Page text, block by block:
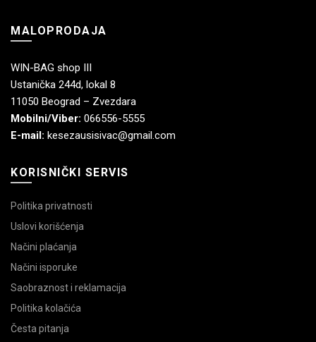
MALOPRODAJA
WIN-BAG shop III
Ustanička 244d, lokal 8
11050 Beograd – Zvezdara
Mobilni/Viber: 066556-5555
E-mail: kesezausisivac@gmail.com
KORISNIČKI SERVIS
Politika privatnosti
Uslovi korišćenja
Načini plaćanja
Načini isporuke
Saobraznost i reklamacija
Politika kolačića
Česta pitanja